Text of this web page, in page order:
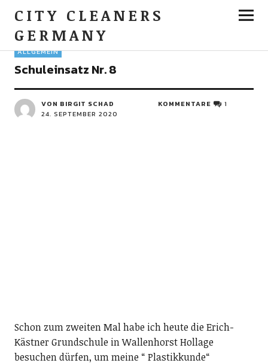
CITY CLEANERS
GERMANY
ALLGEMEIN
Schuleinsatz Nr. 8
VON BIRGIT SCHAD
24. SEPTEMBER 2020
KOMMENTARE 1
Schon zum zweiten Mal habe ich heute die Erich-
Kästner Grundschule in Wallenhorst Hollage
besuchen dürfen, um meine “ Plastikkunde“